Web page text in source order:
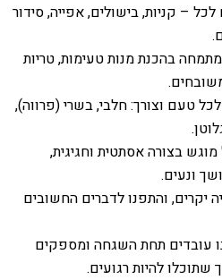
לכל – קניות, בישולים, אפייה, סידור
מתמחה בהכנת מנות טעימות, טריות
טעם וצורך: חלבי, בשרי (פרווה),
בצורה אסתטית וחגיגית,
ונעים.
יקרים, והתפנו לדברים החשובים
עובדים תחת השגחה ומספקים
שתוכלו להיות רגועים.